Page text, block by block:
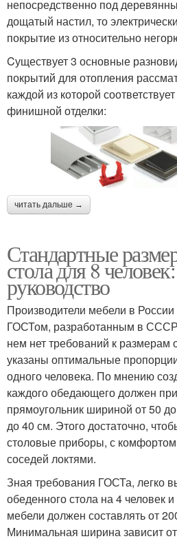
непосредственно под
дощатый настил, то
покрытие из относительно
Cуществует 3 основные
покрытий для отопления
каждой из которой
финишной отделки:
читать дальше →
Стандартные
стола для 8
руководство
Производители мебели в России
ГОСТом, разработанным в СССР
нем нет требований к размерам
указаны оптимальные
одного человека. По мнению
каждого обедающего должен
прямоугольник шириной от 50
до 40 см. Этого достаточно,
столовые приборы, с комфортом
соседей локтями.
Зная требования ГОСТа, легко
обеденного стола на 4 человек
мебели должен составлять от
Минимальная ширина зависит